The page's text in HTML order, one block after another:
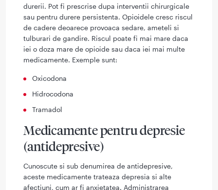
durerii. Pot fi prescrise dupa interventii chirurgicale
sau pentru durere persistenta. Opioidele cresc riscul
de cadere deoarece provoaca sedare, ameteli si
tulburari de gandire. Riscul poate fi mai mare daca
iei o doza mare de opioide sau daca iei mai multe
medicamente. Exemple sunt:
Oxicodona
Hidrocodona
Tramadol
Medicamente pentru depresie
(antidepresive)
Cunoscute si sub denumirea de antidepresive,
aceste medicamente trateaza depresia si alte
afectiuni, cum ar fi anxietatea. Administrarea